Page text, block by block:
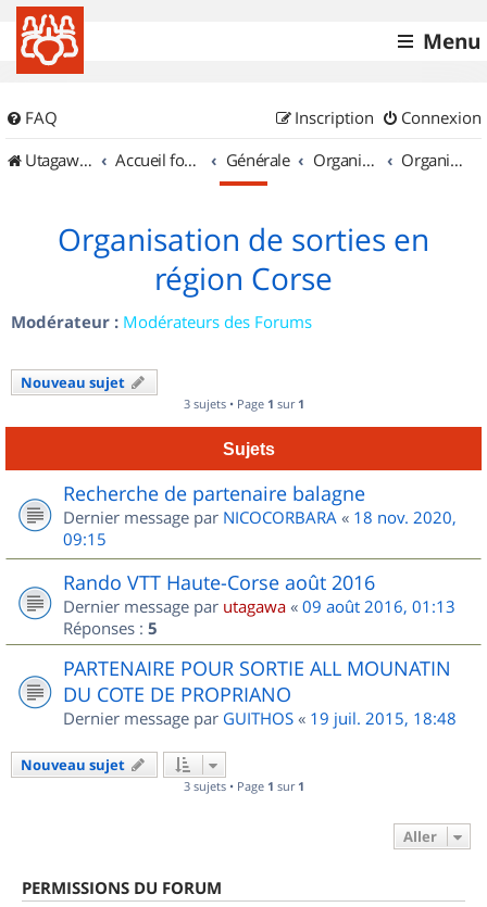
Menu
FAQ Connexion
Inscription
UtagawaVTT (Randos VTT et VTTAE avec traces GPS)
Accueil forum Générale Organisation de sorties & Recherche de partenaires Organisation de sorties en région Corse
Organisation de sorties en
région Corse
Modérateur : Modérateurs des Forums
Nouveau sujet
3 sujets • Page 1 sur 1
Sujets
Recherche de partenaire balagne
Dernier message par NICOCORBARA « 18 nov. 2020,
09:15
Rando VTT Haute-Corse août 2016
Dernier message par utagawa « 09 août 2016, 01:13
Réponses : 5
PARTENAIRE POUR SORTIE ALL MOUNATIN
DU COTE DE PROPRIANO
Dernier message par GUITHOS « 19 juil. 2015, 18:48
Nouveau sujet
3 sujets • Page 1 sur 1
Aller
PERMISSIONS DU FORUM